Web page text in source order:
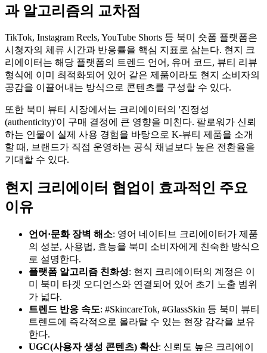
과 알고리즘의 교차점
TikTok, Instagram Reels, YouTube Shorts 등 북미 숏폼 플랫폼은
시청자의 체류 시간과 반응률을 핵심 지표로 삼는다. 현지 크
리에이터는 해당 플랫폼의 트렌드 언어, 유머 코드, 뷰티 리뷰
형식에 이미 최적화되어 있어 같은 제품이라도 현지 소비자의
공감을 이끌어내는 방식으로 콘텐츠를 구성할 수 있다.
또한 북미 뷰티 시장에서는 크리에이터의 '진정성
(authenticity)'이 구매 결정에 큰 영향을 미친다. 팔로워가 신뢰
하는 인물이 실제 사용 경험을 바탕으로 K-뷰티 제품을 소개
할 때, 브랜드가 직접 운영하는 공식 채널보다 높은 전환율을
기대할 수 있다.
현지 크리에이터 협업이 효과적인 주요
이유
언어·문화 장벽 해소: 영어 네이티브 크리에이터가 제품
의 성분, 사용법, 효능을 북미 소비자에게 친숙한 방식으
로 설명한다.
플랫폼 알고리즘 친화성: 현지 크리에이터의 계정은 이
미 북미 타겟 오디언스와 연결되어 있어 초기 노출 범위
가 넓다.
트렌드 반응 속도: #SkincareTok, #GlassSkin 등 북미 뷰티
트렌드에 즉각적으로 올라탈 수 있는 현장 감각을 보유
한다.
UGC(사용자 생성 콘텐츠) 확산: 신뢰도 높은 크리에이